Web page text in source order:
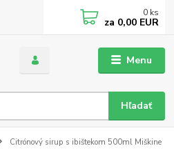
Menu
Hľadať
0 ks
za 0,00 EUR
Citrónový sirup s ibištekom 500ml Miškine